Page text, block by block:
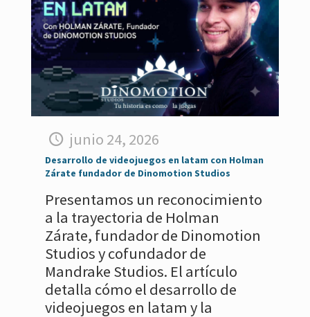
junio 24, 2026
Desarrollo de videojuegos en latam con Holman
Zárate fundador de Dinomotion Studios
Presentamos un reconocimiento
a la trayectoria de Holman
Zárate, fundador de Dinomotion
Studios y cofundador de
Mandrake Studios. El artículo
detalla cómo el desarrollo de
videojuegos en latam y la